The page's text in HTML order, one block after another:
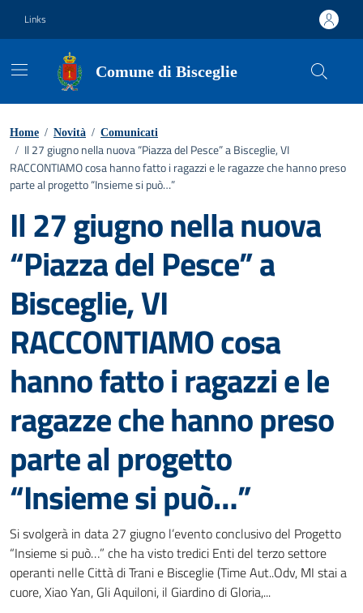
Links
Comune di Bisceglie
Home / Novità / Comunicati
/ Il 27 giugno nella nuova “Piazza del Pesce” a Bisceglie, VI
RACCONTIAMO cosa hanno fatto i ragazzi e le ragazze che hanno preso
parte al progetto “Insieme si può…”
Il 27 giugno nella nuova
“Piazza del Pesce” a
Bisceglie, VI
RACCONTIAMO cosa
hanno fatto i ragazzi e le
ragazze che hanno preso
parte al progetto
“Insieme si può…”
Dettagli della notizia
Si svolgerà in data 27 giugno l’evento conclusivo del Progetto
“Insieme si può…” che ha visto tredici Enti del terzo settore
operanti nelle Città di Trani e Bisceglie (Time Aut..Odv, MI stai a
cuore, Xiao Yan, Gli Aquiloni, il Giardino di Gloria,...